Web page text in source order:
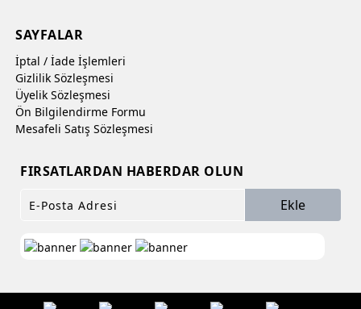
SAYFALAR
İptal / İade İşlemleri
Gizlilik Sözleşmesi
Üyelik Sözleşmesi
Ön Bilgilendirme Formu
Mesafeli Satış Sözleşmesi
FIRSATLARDAN HABERDAR OLUN
Ekle